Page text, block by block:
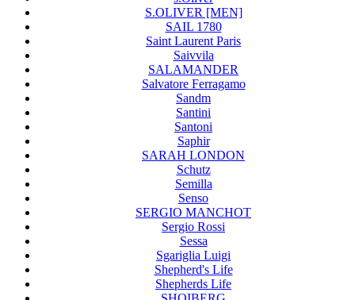
S.OLIVER [MEN]
SAIL 1780
Saint Laurent Paris
Saivvila
SALAMANDER
Salvatore Ferragamo
Sandm
Santini
Santoni
Saphir
SARAH LONDON
Schutz
Semilla
Senso
SERGIO MANCHOT
Sergio Rossi
Sessa
Sgariglia Luigi
Shepherd's Life
Shepherds Life